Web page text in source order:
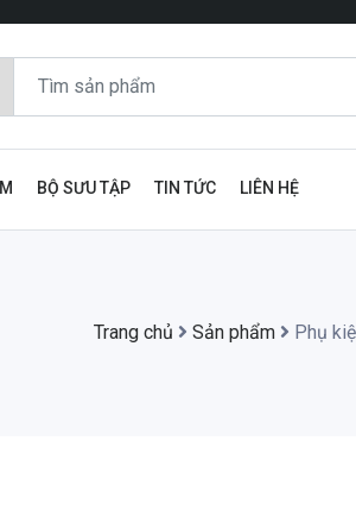
BỘ SƯU TẬP TIN TỨC LIÊN HỆ
Trang chủ Sản phẩm Phụ